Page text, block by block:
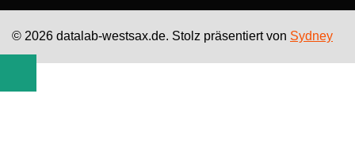
© 2026 datalab-westsax.de. Stolz präsentiert von Sydney